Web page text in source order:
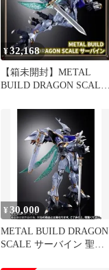
¥32,168
【箱未開封】METAL
BUILD DRAGON SCALE
¥30,000
METAL BUILD DRAGON
SCALE サーバイン 聖戦